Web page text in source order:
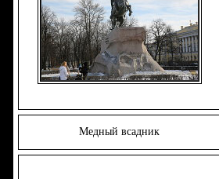
Медный всадник